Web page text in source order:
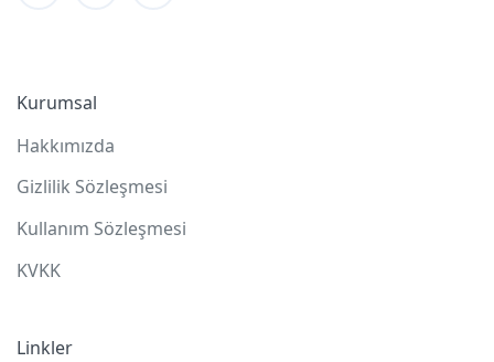
Kurumsal
Hakkımızda
Gizlilik Sözleşmesi
Kullanım Sözleşmesi
KVKK
Linkler